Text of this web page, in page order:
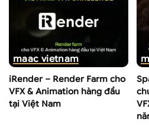
maac vietnam
iRender – Render Farm cho
VFX & Animation hàng đầu
tại Việt Nam